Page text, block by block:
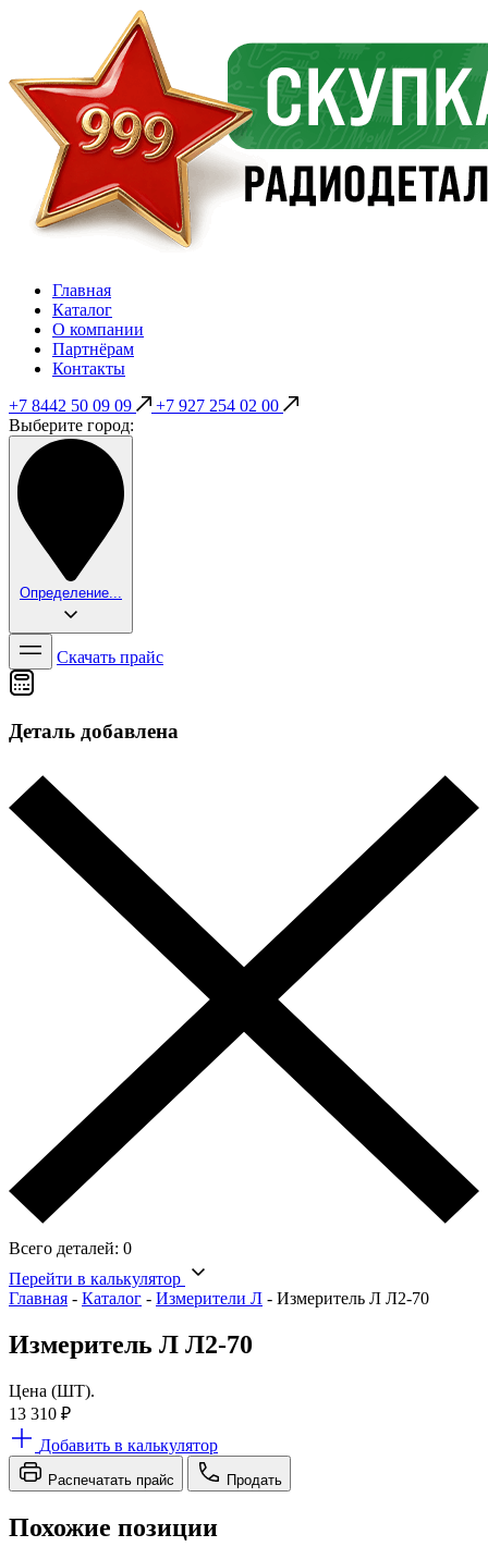
Главная
Каталог
О компании
Партнёрам
Контакты
+7 8442 50 09 09
+7 927 254 02 00
Выберите город:
Определение...
Скачать прайс
Деталь добавлена
Всего деталей: 0
Перейти в калькулятор
Главная - Каталог - Измерители Л - Измеритель Л Л2-70
Измеритель Л Л2-70
Цена (ШТ).
13 310 ₽
Добавить в калькулятор
Распечатать прайс Продать
Похожие позиции